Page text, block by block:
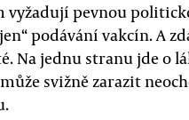
vyžadují pevnou
podávání vakcín. A
Na jednu stranu jde o
svižně zarazit